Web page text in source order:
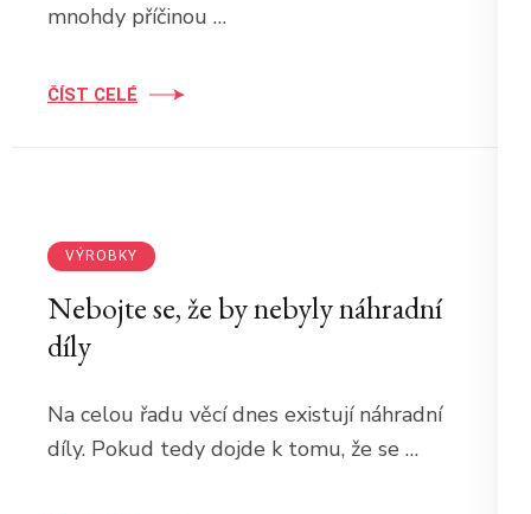
mnohdy příčinou …
ČÍST CELÉ
VÝROBKY
Nebojte se, že by nebyly náhradní
díly
Na celou řadu věcí dnes existují náhradní
díly. Pokud tedy dojde k tomu, že se …